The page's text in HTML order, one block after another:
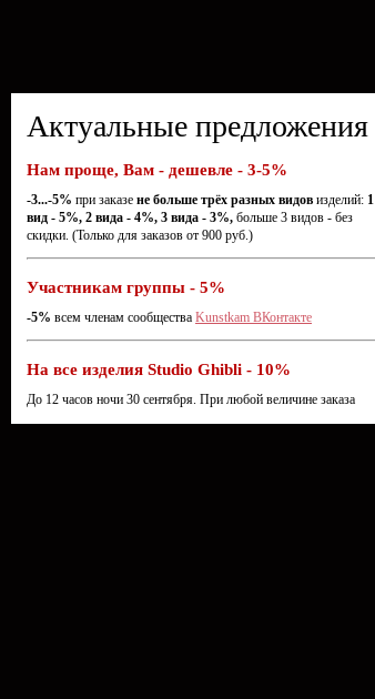
Актуальные предложения
Нам проще, Вам - дешевле - 3-5%
-3...-5% при заказе не больше трёх разных видов изделий: 1
вид - 5%, 2 вида - 4%, 3 вида - 3%, больше 3 видов - без
скидки. (Только для заказов от 900 руб.)
Участникам группы - 5%
-5% всем членам сообщества Kunstkam ВКонтакте
На все изделия Studio Ghibli - 10%
До 12 часов ночи 30 сентября. При любой величине заказа